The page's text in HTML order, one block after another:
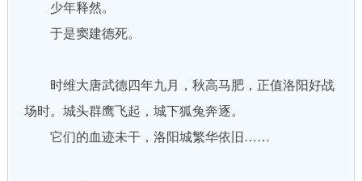
少年释然。
于是窦建德死。
时维大唐武德四年九月，秋高马肥，正值洛阳好战
场时。城头群鹰飞起，城下狐兔奔逐。
它们的血迹未干，洛阳城繁华依旧……